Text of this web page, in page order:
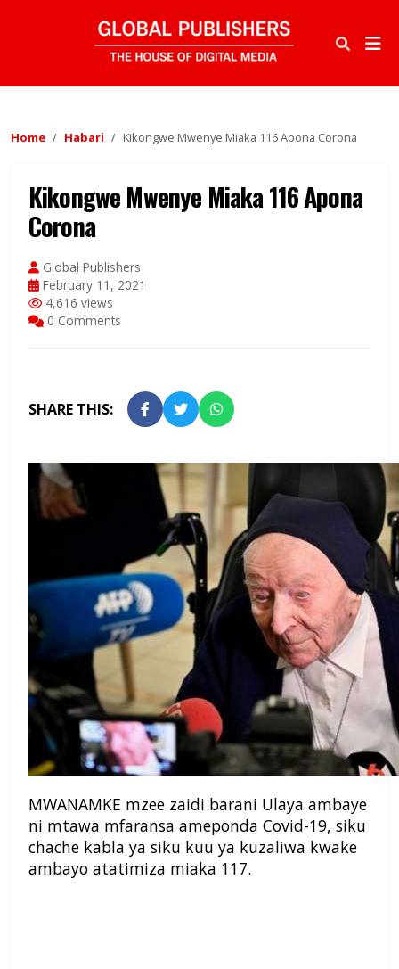
Home Habari Kikongwe Mwenye Miaka 116 Apona Corona
Kikongwe Mwenye Miaka 116 Apona
Corona
Global Publishers
February 11, 2021
4,616 views
0 Comments
SHARE THIS:
MWANAMKE mzee zaidi barani Ulaya ambaye
ni mtawa mfaransa ameponda Covid-19, siku
chache kabla ya siku kuu ya kuzaliwa kwake
ambayo atatimiza miaka 117.